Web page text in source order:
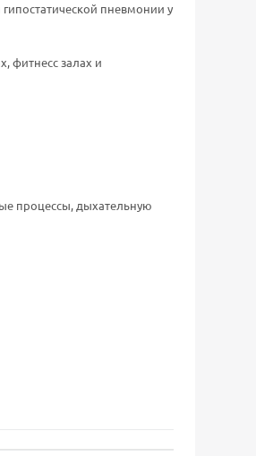
пневмонии у
фитнесс залах и
процессы, дыхательную